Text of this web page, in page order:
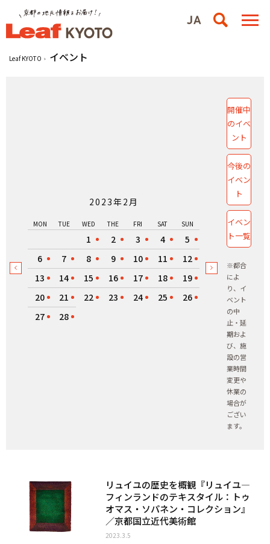
Leaf KYOTO イベント
2023年2月
MON TUE WED THE FRI SAT SUN
1 2 3 4
5
6
7 8 9 10 11
12
13
14 15 16 17 18
19
20
21 22 23 24 25
26
27
28
開催中
のイベ
ント
今後の
イベン
ト
イベン
ト一覧
※都合
によ
り、イ
ベント
の中
止・延
期およ
び、施
設の営
業時間
変更や
休業の
場合が
ござい
ます。
リュイユの歴史を概観『リュイユ―
フィンランドのテキスタイル：トゥ
オマス・ソパネン・コレクション』
／京都国立近代美術館
2023.3.5